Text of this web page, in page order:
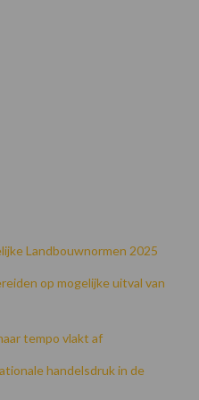
Landbouwnormen 2025
op mogelijke uitval van
tempo vlakt af
handelsdruk in de